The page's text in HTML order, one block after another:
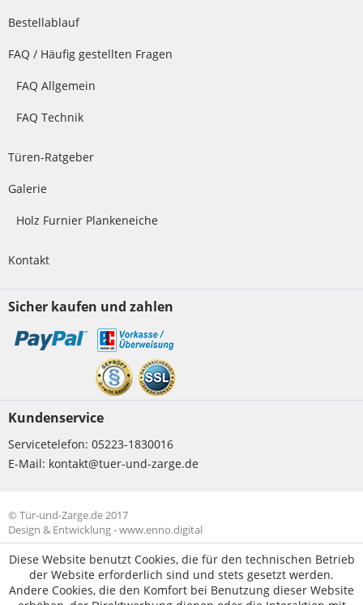
Bestellablauf
FAQ / Häufig gestellten Fragen
FAQ Allgemein
FAQ Technik
Türen-Ratgeber
Galerie
Holz Furnier Plankeneiche
Kontakt
Sicher kaufen und zahlen
Kundenservice
Servicetelefon: 05223-1830016
E-Mail: kontakt@tuer-und-zarge.de
© Tür-und-Zarge.de 2017
Design & Entwicklung -www.enno.digital
Diese Website benutzt Cookies, die für den technischen Betrieb
der Website erforderlich sind und stets gesetzt werden.
Andere Cookies, die den Komfort bei Benutzung dieser Website